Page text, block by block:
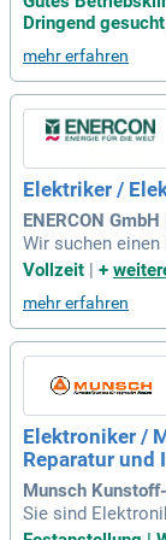
ichbare
annten
d
Dringend
mehr erfahren
Elektriker /
ENERCON
Wir suchen
r (m/w/d) mit
hören die
n,
e anerkannte
s mit. Die
die Bereitschaft
n Urlaub pro Jahr
e deine Karriere
k-Life-Balance!
Vollzeit | +
mehr erfahren
Elektroniker /
Reparatur und
Munsch
Sie sind